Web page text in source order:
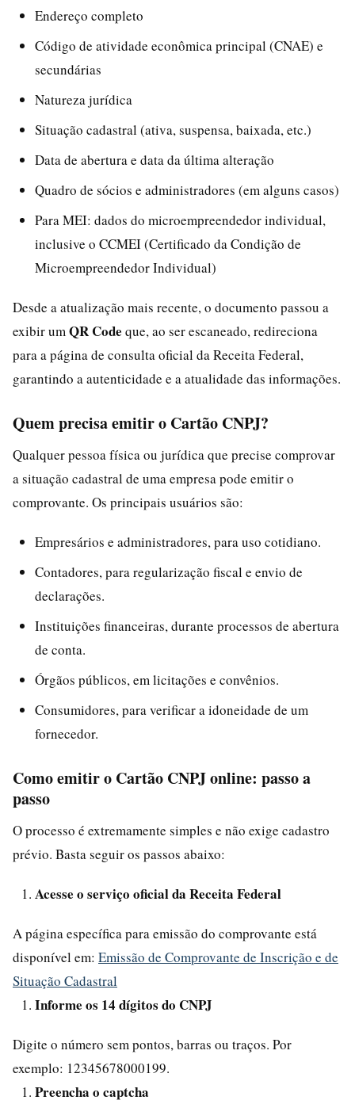
Endereço completo
Código de atividade econômica principal (CNAE) e
secundárias
Natureza jurídica
Situação cadastral (ativa, suspensa, baixada, etc.)
Data de abertura e data da última alteração
Quadro de sócios e administradores (em alguns casos)
Para MEI: dados do microempreendedor individual,
inclusive o CCMEI (Certificado da Condição de
Microempreendedor Individual)
Desde a atualização mais recente, o documento passou a
exibir um QR Code que, ao ser escaneado, redireciona
para a página de consulta oficial da Receita Federal,
garantindo a autenticidade e a atualidade das informações.
Quem precisa emitir o Cartão CNPJ?
Qualquer pessoa física ou jurídica que precise comprovar
a situação cadastral de uma empresa pode emitir o
comprovante. Os principais usuários são:
Empresários e administradores, para uso cotidiano.
Contadores, para regularização fiscal e envio de
declarações.
Instituições financeiras, durante processos de abertura
de conta.
Órgãos públicos, em licitações e convênios.
Consumidores, para verificar a idoneidade de um
fornecedor.
Como emitir o Cartão CNPJ online: passo a
passo
O processo é extremamente simples e não exige cadastro
prévio. Basta seguir os passos abaixo:
Acesse o serviço oficial da Receita Federal
A página específica para emissão do comprovante está
disponível em: Emissão de Comprovante de Inscrição e de
Situação Cadastral
Informe os 14 dígitos do CNPJ
Digite o número sem pontos, barras ou traços. Por
exemplo: 12345678000199.
Preencha o captcha